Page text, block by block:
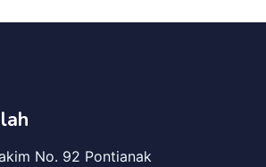
No. 92 Pontianak